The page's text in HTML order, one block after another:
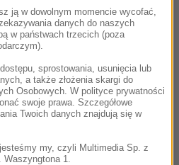
być w centrum uwagi.
muzycznych
chórze kościelnym,
ją w dowolnym momencie wycofać,
danych do naszych
w państwach trzecich (poza
sprostowania, usunięcia lub
a także złożenia skargi do
Osobowych. W polityce prywatności
swoje prawa. Szczegółowe
Twoich danych znajdują się w
my, czyli Multimedia Sp. z
1.